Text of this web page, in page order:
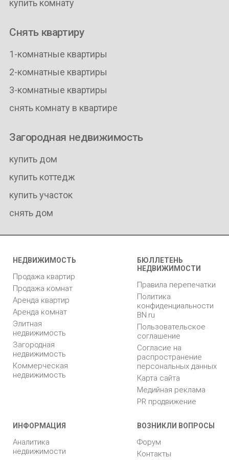
купить комнату
Снять квартиру
1-комнатные квартиры
2-комнатные квартиры
3-комнатные квартиры
снять комнату в квартире
Загородная недвижимость
купить дом
купить коттедж
купить участок
снять дом
НЕДВИЖИМОСТЬ
Продажа квартир
Продажа комнат
Аренда квартир
Аренда комнат
Элитная
недвижимость
Загородная
недвижимость
Коммерческая
недвижимость
БЮЛЛЕТЕНЬ
НЕДВИЖИМОСТИ
Правила перепечатки
Политика
конфиденциальности
BN.ru
Пользовательское
соглашение
Согласие на
распространение
персональных данных
Карта сайта
Медийная реклама
PR продвижение
ИНФОРМАЦИЯ
Аналитика
недвижимости
ВОЗНИКЛИ ВОПРОСЫ
Форум
Контакты